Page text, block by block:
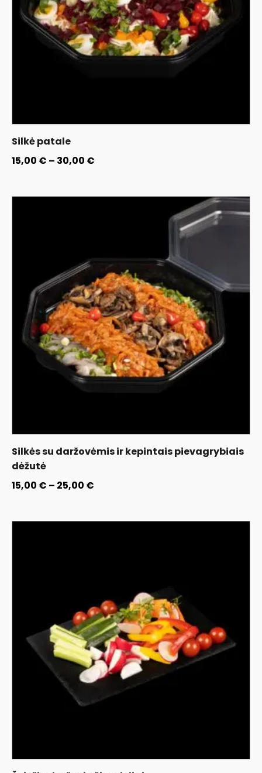
Silkė patale
15,00 € – 30,00 €
Silkės su daržovėmis ir kepintais pievagrybiais
dėžutė
15,00 € – 25,00 €